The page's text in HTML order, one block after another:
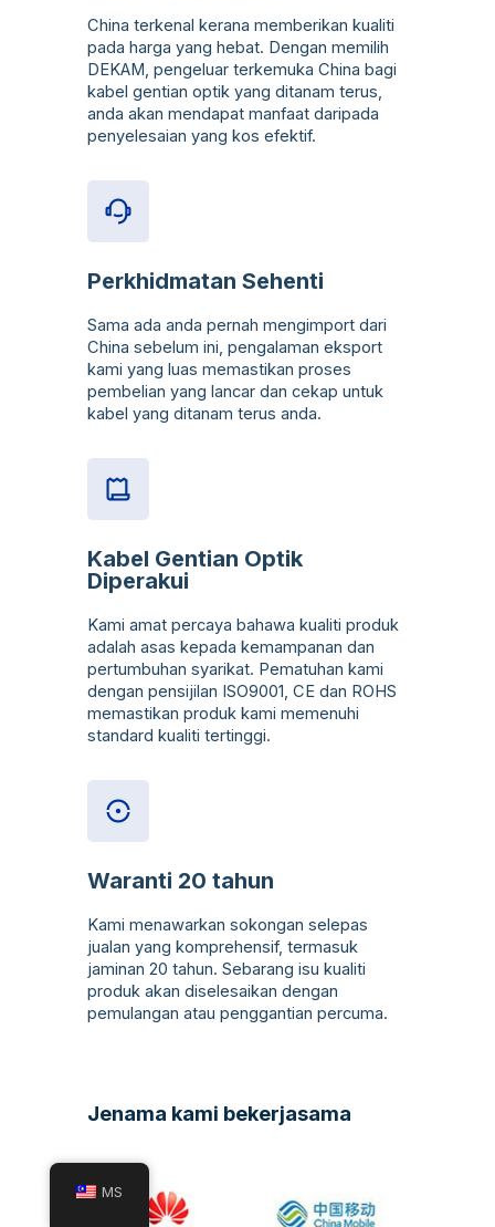
China terkenal kerana memberikan kualiti
pada harga yang hebat. Dengan memilih
DEKAM, pengeluar terkemuka China bagi
kabel gentian optik yang ditanam terus,
anda akan mendapat manfaat daripada
penyelesaian yang kos efektif.
Perkhidmatan Sehenti
Sama ada anda pernah mengimport dari
China sebelum ini, pengalaman eksport
kami yang luas memastikan proses
pembelian yang lancar dan cekap untuk
kabel yang ditanam terus anda.
Kabel Gentian Optik
Diperakui
Kami amat percaya bahawa kualiti produk
adalah asas kepada kemampanan dan
pertumbuhan syarikat. Pematuhan kami
dengan pensijilan ISO9001, CE dan ROHS
memastikan produk kami memenuhi
standard kualiti tertinggi.
Waranti 20 tahun
Kami menawarkan sokongan selepas
jualan yang komprehensif, termasuk
jaminan 20 tahun. Sebarang isu kualiti
produk akan diselesaikan dengan
pemulangan atau penggantian percuma.
Jenama kami bekerjasama
MS